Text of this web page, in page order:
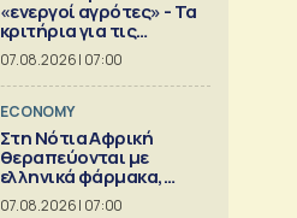
«ενεργοί αγρότες» - Τα
κριτήρια για τις
ενισχύσεις
07.08.2026 | 07:00
ECONOMY
Στη Νότια Αφρική
θεραπεύονται με
ελληνικά φάρμακα,
στέλνουν αργίλιο
07.08.2026 | 07:00